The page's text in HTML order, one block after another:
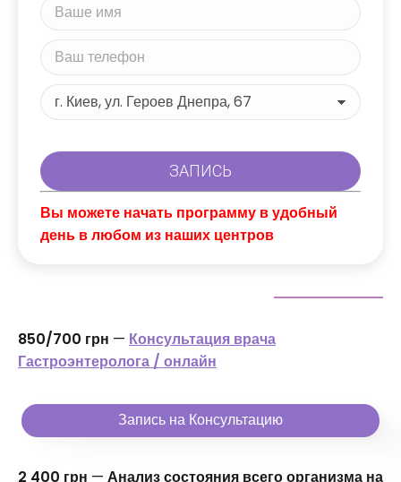
Вы можете начать программу в удобный
день в любом из наших центров
850/700 грн — Консультация врача
Гастроэнтеролога / онлайн
Запись на Консультацию
2 400 грн — Анализ состояния всего организма на